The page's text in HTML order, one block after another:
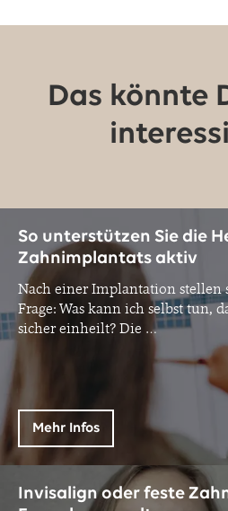
Das könnte
So unterstützen Sie die
Zahnimplantats aktiv
Nach einer Implantation stellen
Frage: Was kann ich selbst tun,
sicher einheilt? Die …
Mehr Infos
Invisalign oder feste